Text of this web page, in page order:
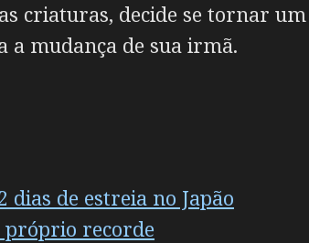
criaturas, decide se tornar um
a mudança de sua irmã.
dias de estreia no Japão
próprio recorde